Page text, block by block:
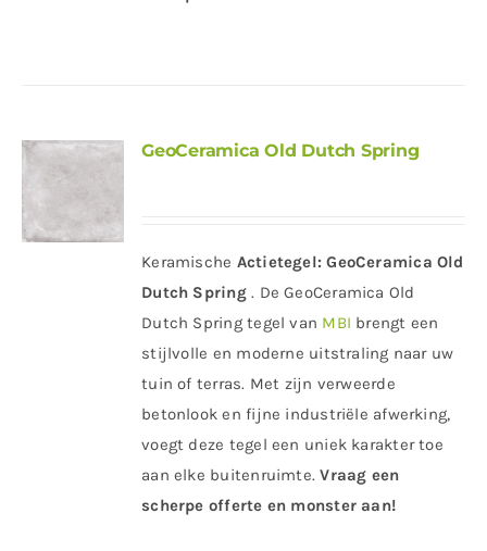
GeoCeramica Old Dutch Spring
Keramische Actietegel: GeoCeramica Old
Dutch Spring. De GeoCeramica Old
Dutch Spring tegel van MBI brengt een
stijlvolle en moderne uitstraling naar uw
tuin of terras. Met zijn verweerde
betonlook en fijne industriële afwerking,
voegt deze tegel een uniek karakter toe
aan elke buitenruimte.Vraag een
scherpe offerte en monster aan!